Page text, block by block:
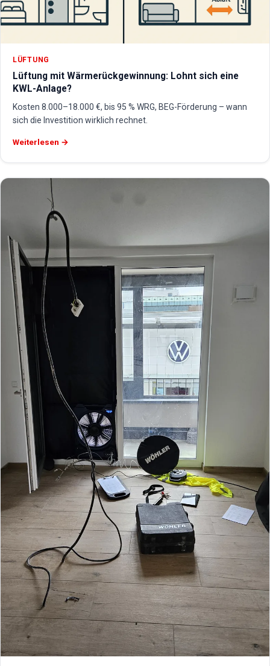
LÜFTUNG
Lüftung mit Wärmerückgewinnung: Lohnt sich eine
KWL-Anlage?
Kosten 8.000–18.000 €, bis 95 % WRG, BEG-Förderung – wann
sich die Investition wirklich rechnet.
Weiterlesen →